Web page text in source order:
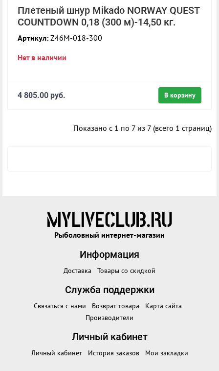
Плетеный шнур Mikado NORWAY QUEST
COUNTDOWN 0,18 (300 м)-14,50 кг.
Артикул: Z46M-018-300
Нет в наличии
В корзину
4 805.00 руб.
Показано с 1 по 7 из 7 (всего 1 страниц)
Рыболовный интернет-магазин
Информация
Доставка Товары со скидкой
Служба поддержки
Связаться с нами Возврат товара
Карта сайта
Производители
Личный кабинет
Личный кабинет История заказов Мои закладки